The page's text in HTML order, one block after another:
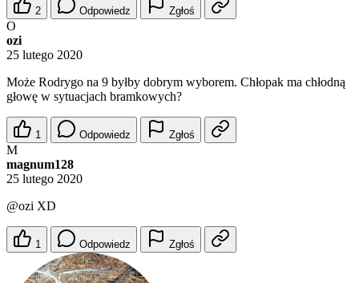
2 Odpowiedz Zgłoś
O
ozi
25 lutego 2020
Może Rodrygo na 9 byłby dobrym wyborem. Chłopak ma chłodną
głowę w sytuacjach bramkowych?
1 Odpowiedz Zgłoś
M
magnum128
25 lutego 2020
@ozi XD
1 Odpowiedz Zgłoś